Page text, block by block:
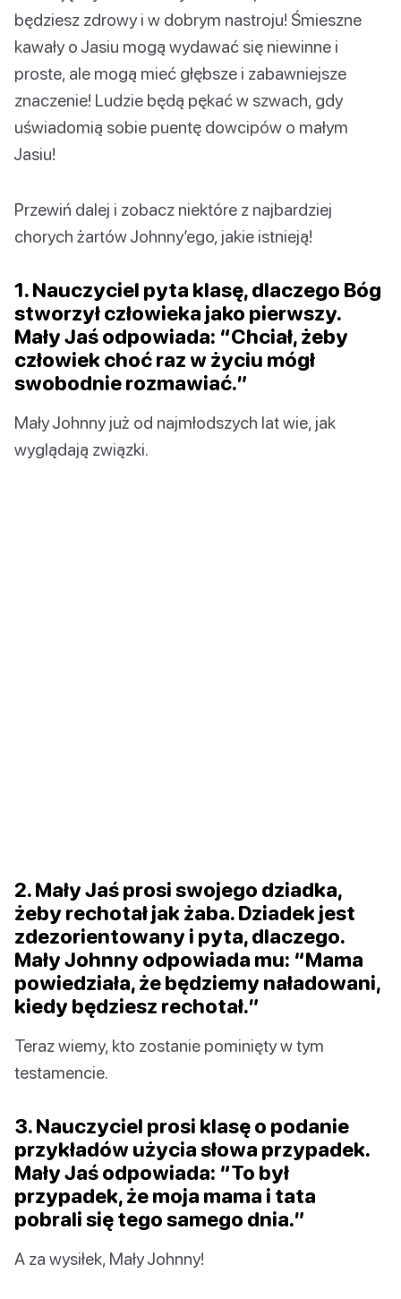
będziesz zdrowy i w dobrym nastroju! Śmieszne
kawały o Jasiu mogą wydawać się niewinne i
proste, ale mogą mieć głębsze i zabawniejsze
znaczenie! Ludzie będą pękać w szwach, gdy
uświadomią sobie puentę dowcipów o małym
Jasiu!
Przewiń dalej i zobacz niektóre z najbardziej
chorych żartów Johnny’ego, jakie istnieją!
1. Nauczyciel pyta klasę, dlaczego Bóg
stworzył człowieka jako pierwszy.
Mały Jaś odpowiada: “Chciał, żeby
człowiek choć raz w życiu mógł
swobodnie rozmawiać.”
Mały Johnny już od najmłodszych lat wie, jak
wyglądają związki.
2. Mały Jaś prosi swojego dziadka,
żeby rechotał jak żaba. Dziadek jest
zdezorientowany i pyta, dlaczego.
Mały Johnny odpowiada mu: “Mama
powiedziała, że będziemy naładowani,
kiedy będziesz rechotał.”
Teraz wiemy, kto zostanie pominięty w tym
testamencie.
3. Nauczyciel prosi klasę o podanie
przykładów użycia słowa przypadek.
Mały Jaś odpowiada: “To był
przypadek, że moja mama i tata
pobrali się tego samego dnia.”
A za wysiłek, Mały Johnny!